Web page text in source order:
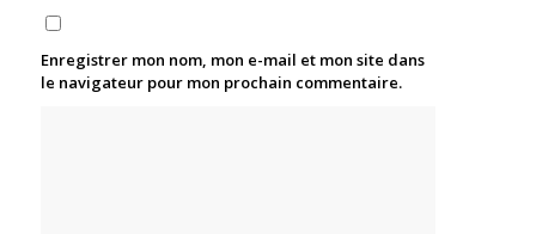
Enregistrer mon nom, mon e-mail et mon site dans
le navigateur pour mon prochain commentaire.